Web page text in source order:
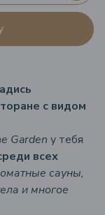
с видом
Garden у тебя
всех
сауны,
и многое